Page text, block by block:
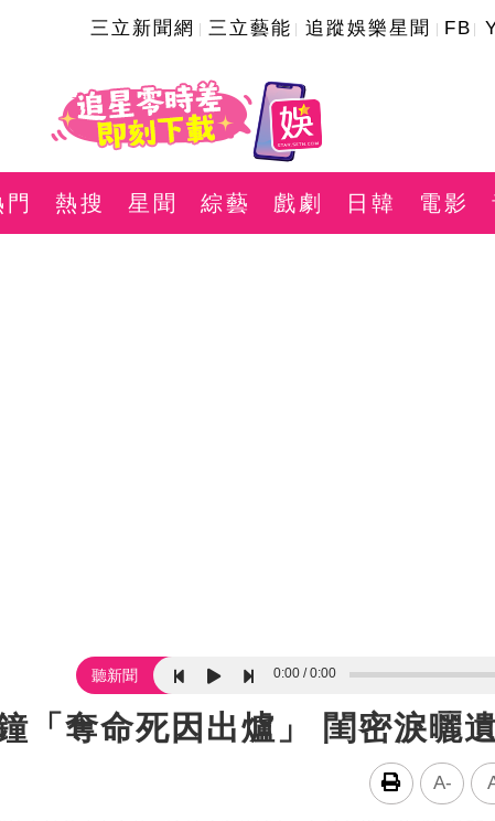
三立新聞網 三立藝能 追蹤娛樂星聞 FB
門 熱搜 星聞 綜藝 戲劇 日韓 電影
聽新聞 0:00 0:00
「奪命死因出爐」 閨密淚曬
A-